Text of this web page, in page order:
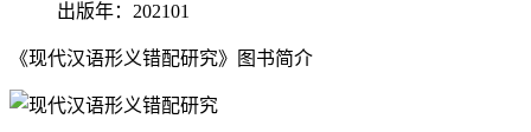
出版年：202101
《现代汉语形义错配研究》图书简介